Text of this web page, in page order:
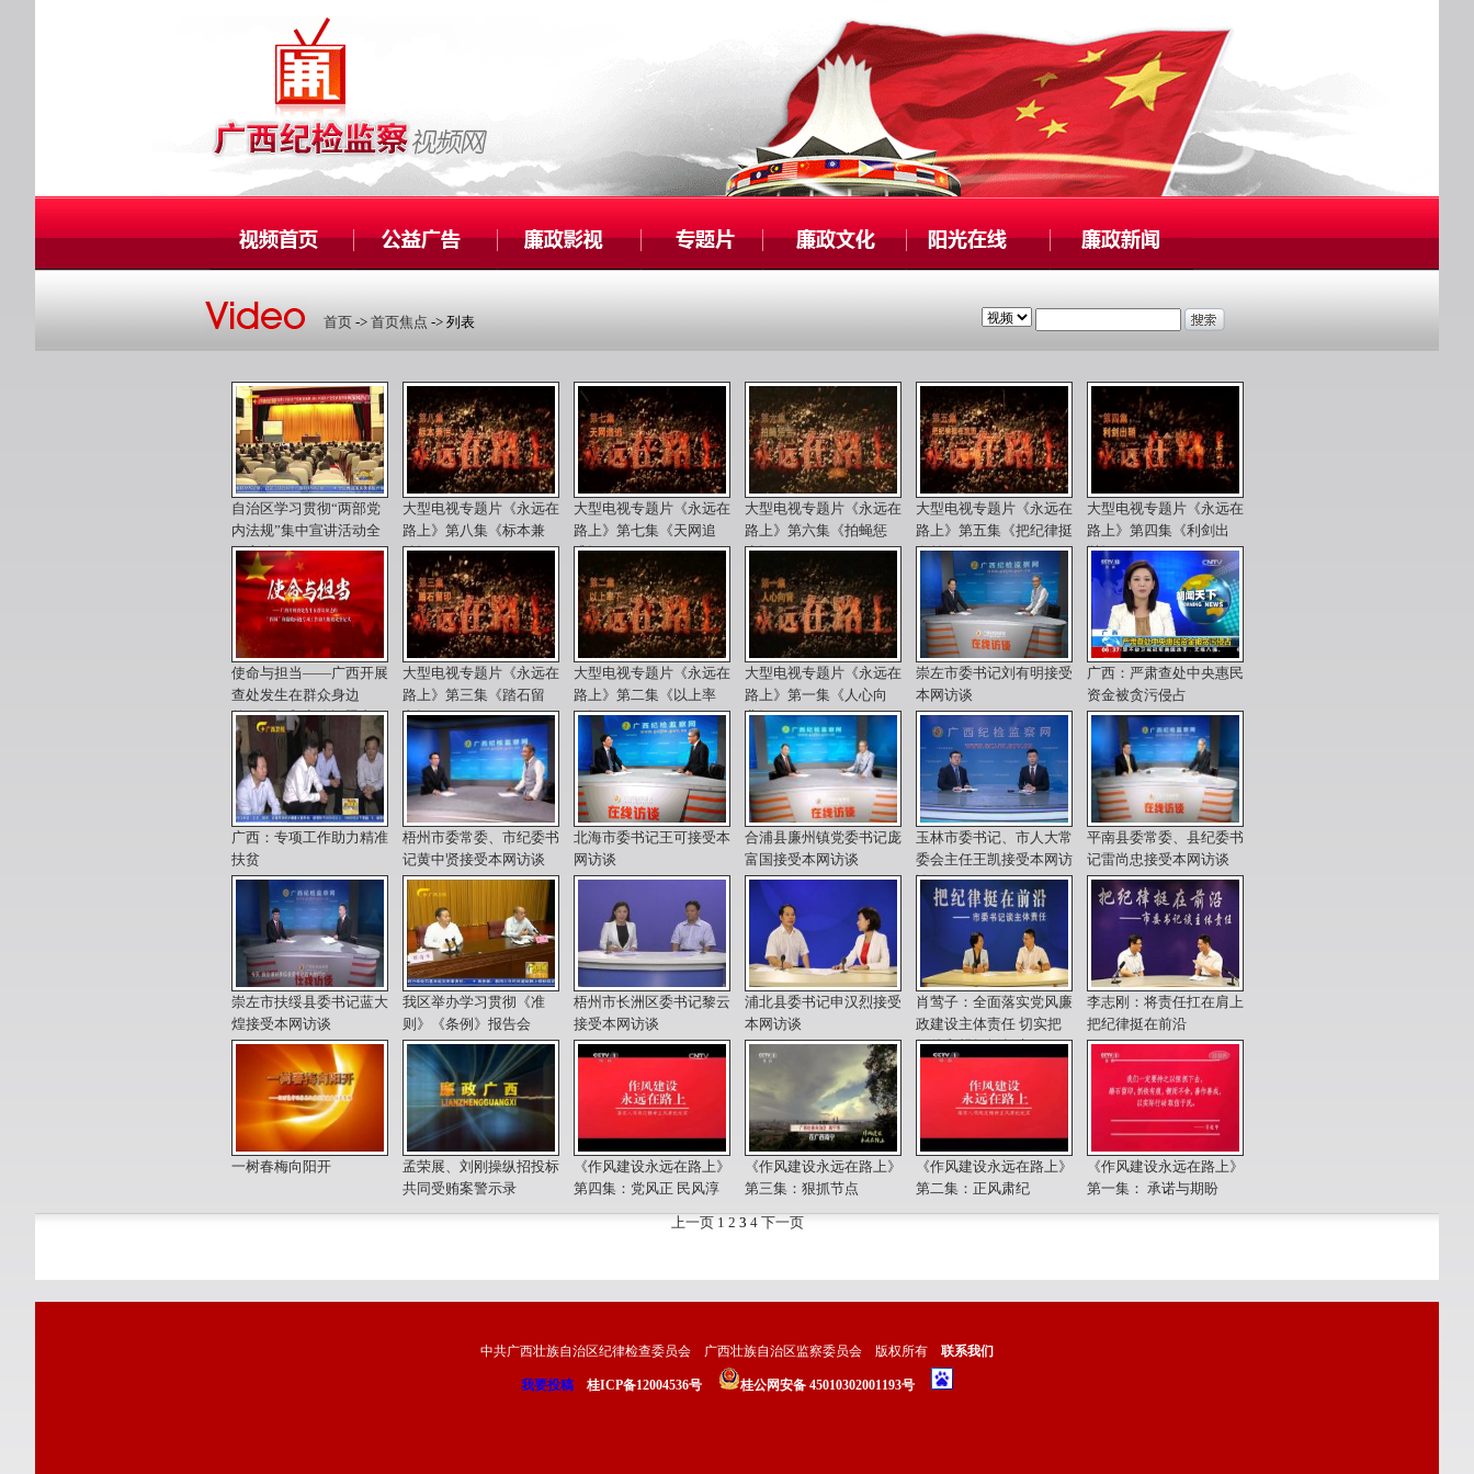
首页 -> 首页焦点 -> 列表
自治区学习贯彻“两部党
内法规”集中宣讲活动全
面启动
大型电视专题片《永远在
路上》第八集《标本兼
治》
大型电视专题片《永远在
路上》第七集《天网追
逃》
大型电视专题片《永远在
路上》第六集《拍蝇惩
贪》
大型电视专题片《永远在
路上》第五集《把纪律挺
在前面》
大型电视专题片《永远在
路上》第四集《利剑出
鞘》
使命与担当——广西开展
查处发生在群众身边
的“四风”和腐败问题专项
工作助力脱贫攻坚纪实
大型电视专题片《永远在
路上》第三集《踏石留
印》
大型电视专题片《永远在
路上》第二集《以上率
下》
大型电视专题片《永远在
路上》第一集《人心向
背》
崇左市委书记刘有明接受
本网访谈
广西：严肃查处中央惠民
资金被贪污侵占
广西：专项工作助力精准
扶贫
梧州市委常委、市纪委书
记黄中贤接受本网访谈
北海市委书记王可接受本
网访谈
合浦县廉州镇党委书记庞
富国接受本网访谈
玉林市委书记、市人大常
委会主任王凯接受本网访
谈
平南县委常委、县纪委书
记雷尚忠接受本网访谈
崇左市扶绥县委书记蓝大
煌接受本网访谈
我区举办学习贯彻《准
则》《条例》报告会
梧州市长洲区委书记黎云
接受本网访谈
浦北县委书记申汉烈接受
本网访谈
肖莺子：全面落实党风廉
政建设主体责任 切实把
纪律和规矩挺起来
李志刚：将责任扛在肩上
把纪律挺在前沿
一树春梅向阳开
孟荣展、刘刚操纵招投标
共同受贿案警示录
《作风建设永远在路上》
第四集：党风正 民风淳
《作风建设永远在路上》
第三集：狠抓节点
《作风建设永远在路上》
第二集：正风肃纪
《作风建设永远在路上》
第一集： 承诺与期盼
上一页 1 2 3 4 下一页
中共广西壮族自治区纪律检查委员会 广西壮族自治区监察委员会 版权所有 联系我们
我要投稿 桂ICP备12004536号 桂公网安备 45010302001193号